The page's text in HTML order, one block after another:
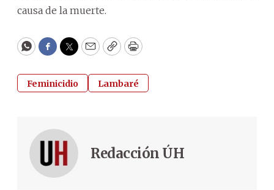
causa de la muerte.
WhatsApp
Facebook
Twitter
EmailCopyPrint
Feminicidio Lambaré
Redacción ÚH